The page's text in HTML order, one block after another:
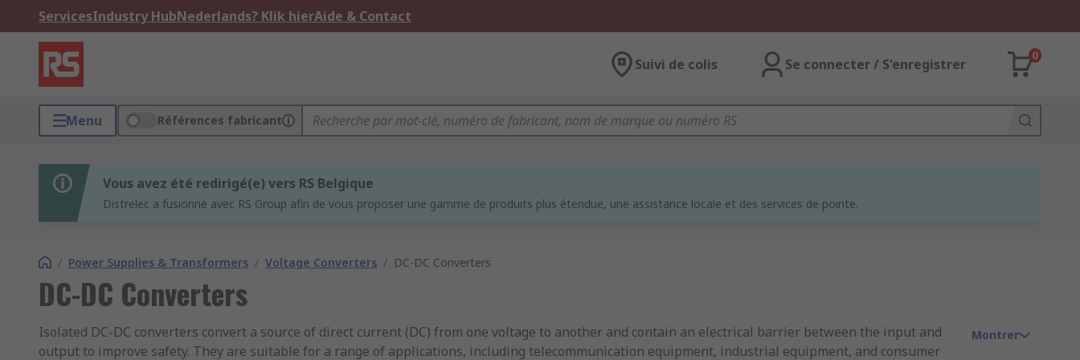
ServicesIndustry HubNederlands? Klik hierAide & Contact
Suivi de colis Se connecter / S'enregistrer
0
Menu Références fabricant
Vous avez été redirigé(e) vers RS Belgique
Distrelec a fusionné avec RS Group afin de vous proposer une gamme de produits plus étendue, une assistance locale et des services de pointe.
/ Power Supplies & Transformers / Voltage Converters / DC-DC Converters
DC-DC Converters
Isolated DC-DC converters convert a source of direct current (DC) from one voltage to another and contain an electrical barrier between the input and
output to improve safety. They are suitable for a range of applications, including telecommunication equipment, industrial equipment, and consumer
Montrer